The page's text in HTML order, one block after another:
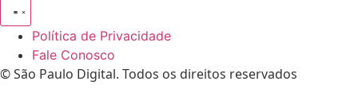
Política de Privacidade
Fale Conosco
© São Paulo Digital. Todos os direitos reservados